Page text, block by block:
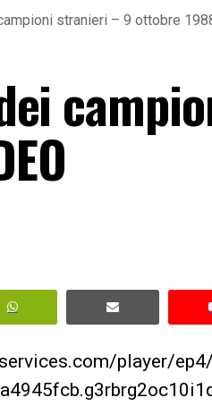
stranieri – 9 ottobre
player/